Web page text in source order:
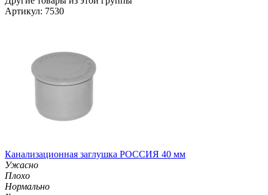
Артикул: 7530
Канализационная заглушка РОССИЯ 40 мм
Ужасно
Плохо
Нормально